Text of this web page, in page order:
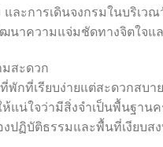
และการเดินจงกรมในบริเว
นาความแจ่มชัดทางจิตใจแ
มสะดวก
พักที่เรียบง่ายแต่สะดวกสบ
ห้แน่ใจว่ามีสิ่งจำเป็นพื้นฐาน
ปฏิบัติธรรมและพื้นที่เงียบส